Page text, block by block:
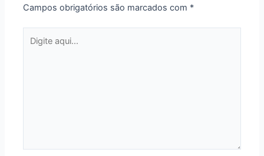
Campos obrigatórios são marcados com *
aqui...